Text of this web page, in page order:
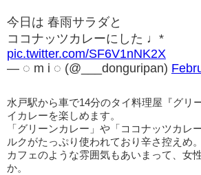
今日は 春雨サラダと
ココナッツカレーにした ♩*
pic.twitter.com/SF6V1nNK2X
— ◌ m i ◌ (@___donguripan)
水戸駅から車で14分のタイ料理屋『グリ
イカレーを楽しめます。
「グリーンカレー」や「ココナッツカレ
ルクがたっぷり使われており辛さ控えめ。
カフェのような雰囲気もあいまって、女
か。